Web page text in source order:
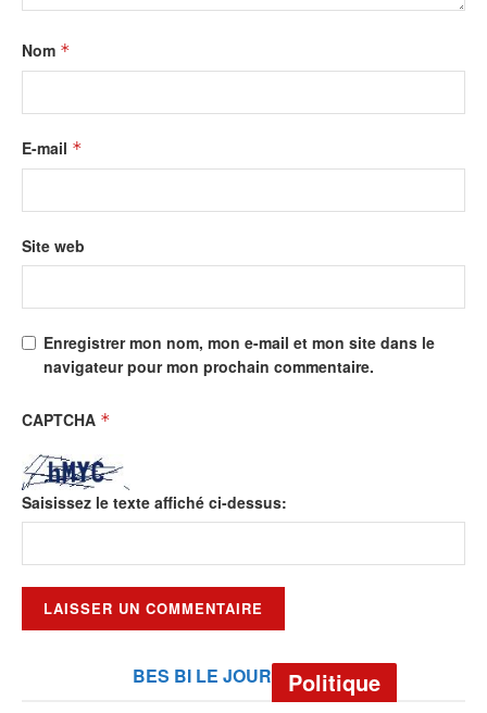
Nom *
E-mail *
Site web
Enregistrer mon nom, mon e-mail et mon site dans le
navigateur pour mon prochain commentaire.
CAPTCHA *
Saisissez le texte affiché ci-dessus:
BES BI LE JOUR Politique